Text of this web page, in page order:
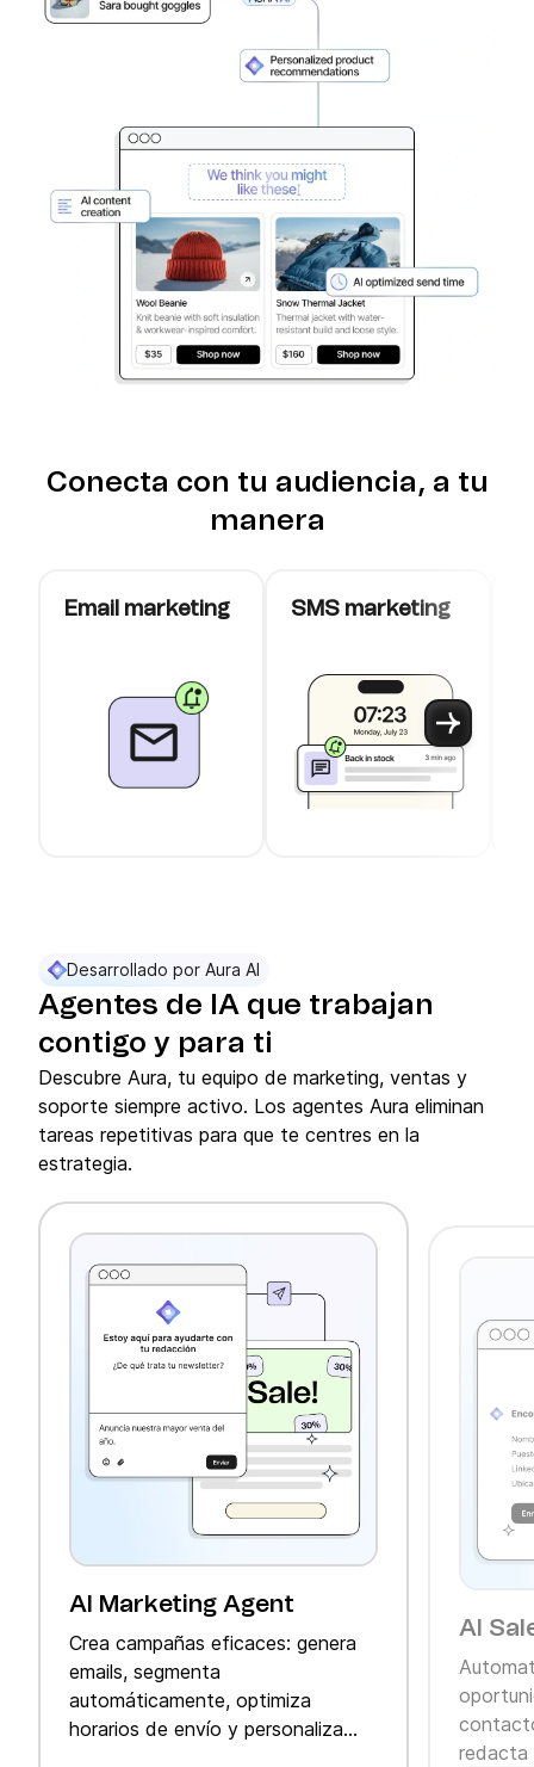
Conecta con tu audiencia, a tu
manera
Email marketing SMS marketing
Desarrollado por Aura AI
Agentes de IA que trabajan
contigo y para ti
Descubre Aura, tu equipo de marketing, ventas y
soporte siempre activo. Los agentes Aura eliminan
tareas repetitivas para que te centres en la
estrategia.
AI Marketing Agent
Crea campañas eficaces: genera
emails, segmenta
automáticamente, optimiza
horarios de envío y personaliza
AI
redacta